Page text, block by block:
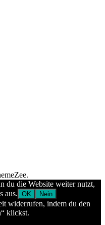
du die Website weiter nutzt,
aus. OK Nein
widerrufen, indem du den
klickst.